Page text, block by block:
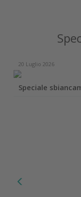
20 Luglio 2026
Speciale